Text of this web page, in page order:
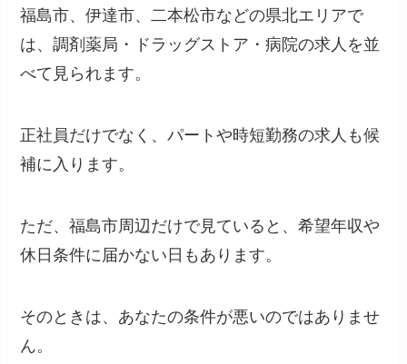
福島市、伊達市、二本松市などの県北エリアで
は、調剤薬局・ドラッグストア・病院の求人を並
べて見られます。
正社員だけでなく、パートや時短勤務の求人も候
補に入ります。
ただ、福島市周辺だけで見ていると、希望年収や
休日条件に届かない日もあります。
そのときは、あなたの条件が悪いのではありませ
ん。